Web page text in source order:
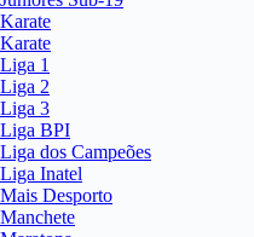
Karate
Karate
Liga 1
Liga 2
Liga 3
Liga BPI
Liga dos Campeões
Liga Inatel
Mais Desporto
Manchete